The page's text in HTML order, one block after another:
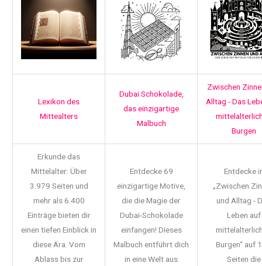
Lexikon des
Mittealters
Dubai Schokolade,
das einzigartige
Malbuch
Zwischen
Alltag - Das
Burgen
Erkunde das
Mittelalter: Über
3.979 Seiten und
mehr als 6.400
Einträge bieten dir
einen tiefen Einblick in
diese Ära. Vom
Ablass bis zur
Entdecke 69
einzigartige Motive,
die die Magie der
Dubai-Schokolade
einfangen! Dieses
Malbuch entführt dich
in eine Welt aus
Entdecke
„Zwischen
und Alltag -
Leben auf
Burgen“ auf
Seiten die